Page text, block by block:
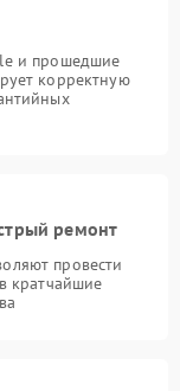
и прошедшие
корректную
ремонт
провести
кратчайшие